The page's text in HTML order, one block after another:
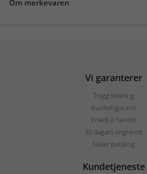
Om merkevaren
Vi garanterer
Trygg levering
Kvalitetsgaranti
Enkelt å handle
30 dagars angrerett
Sikker betaling
Kundetjeneste